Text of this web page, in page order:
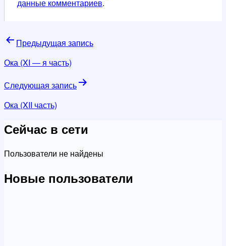
данные комментариев.
Навигация
по
Предыдущая запись
Ока (XI — я часть)
Следующая запись
Ока (XII часть)
Сейчас в сети
Пользователи не найдены
Новые пользователи